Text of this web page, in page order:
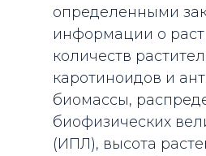
определенными
информации о
количеств
каротиноидов и
биомассы,
биофизических
(ИПЛ), высота